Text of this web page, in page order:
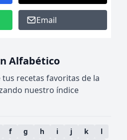
Email
Alfabético
recetas favoritas de la
nuestro índice
f g h i j k
l